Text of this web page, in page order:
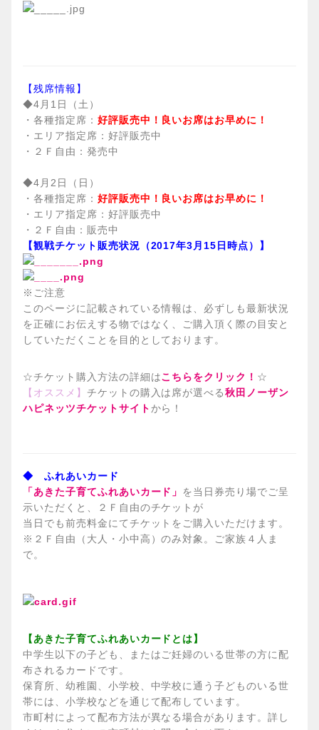
【残席情報】
◆4月1日（土）
・各種指定席： 好評販売中！良いお席はお早めに！
・エリア指定席：好評販売中
・２Ｆ自由：発売中
◆4月2日（日）
・各種指定席： 好評販売中！良いお席はお早めに！
・エリア指定席：好評販売中
・２Ｆ自由：販売中
【観戦チケット販売状況（2017年3月15日時点）】
※ご注意
このページに記載されている情報は、必ずしも最新状況
を正確にお伝えする物ではなく、ご購入頂く際の目安と
していただくことを目的としております。
☆チケット購入方法の詳細はこちらをクリック！ ☆
【オススメ】 チケットの購入は席が選べる秋田ノーザン
ハピネッツチケットサイトから！
◆ ふれあいカード
「あきた子育てふれあいカード」 を当日券売り場でご呈
示いただくと、２Ｆ自由のチケットが
当日でも前売料金にてチケットをご購入いただけます。
※２Ｆ自由（大人・小中高）のみ対象。ご家族４人ま
で。
【あきた子育てふれあいカードとは】
中学生以下の子ども、またはご妊婦のいる世帯の方に配
布されるカードです。
保育所、幼稚園、小学校、中学校に通う子どものいる世
帯には、小学校などを通じて配布しています。
市町村によって配布方法が異なる場合があります。詳し